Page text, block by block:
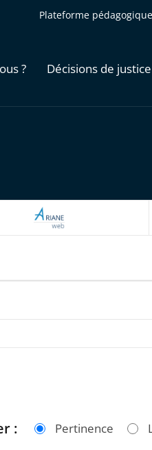
Plateforme pédagogique
? Décisions de justice
ARIANEWEB
: Pertinence